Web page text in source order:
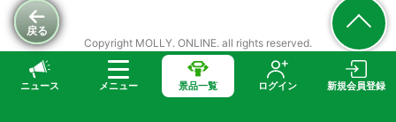
ニュース メニュー 景品一覧 ログイン 新規会員登録
戻る
Copyright MOLLY. ONLINE. all rights reserved.